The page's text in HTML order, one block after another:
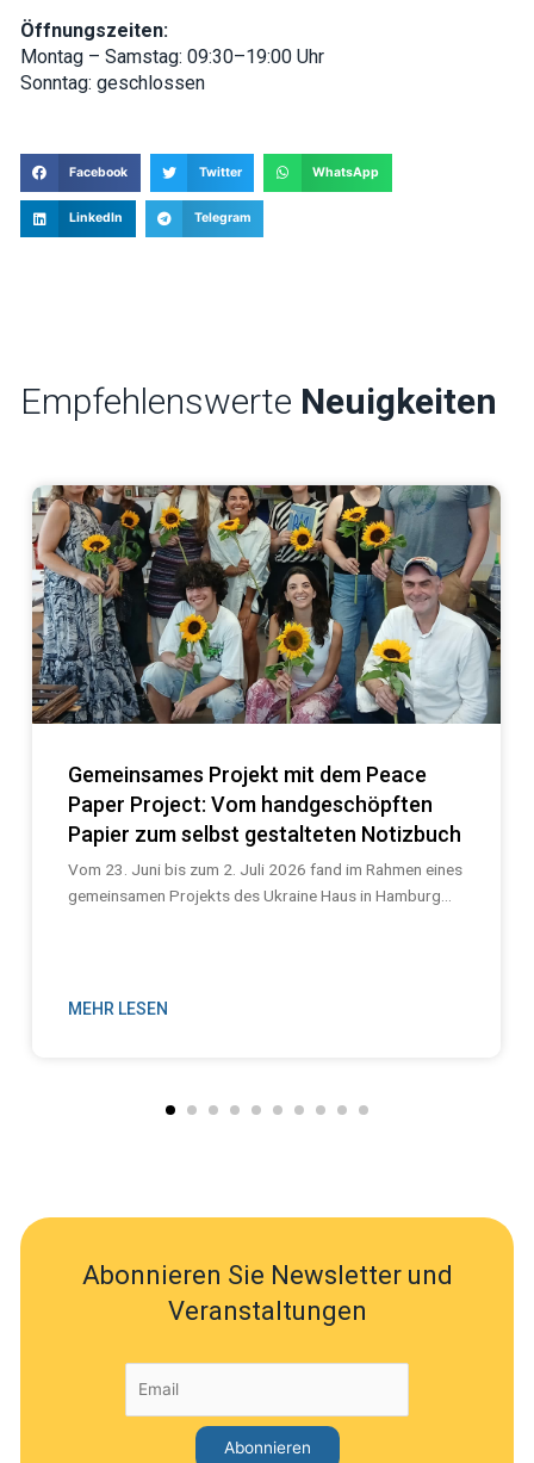
Öffnungszeiten:
Montag – Samstag: 09:30–19:00 Uhr
Sonntag: geschlossen
Facebook Twitter WhatsApp
LinkedIn Telegram
Empfehlenswerte Neuigkeiten
Gemeinsames Projekt mit dem Peace
Paper Project: Vom handgeschöpften
Papier zum selbst gestalteten Notizbuch
Vom 23. Juni bis zum 2. Juli 2026 fand im Rahmen eines
gemeinsamen Projekts des Ukraine Haus in Hamburg...
MEHR LESEN
Abonnieren Sie Newsletter und
Veranstaltungen